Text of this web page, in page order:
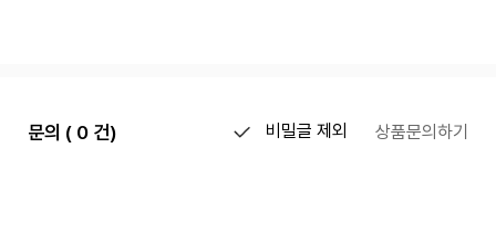
문의 ( 0 건) 비밀글 제외 상품문의하기